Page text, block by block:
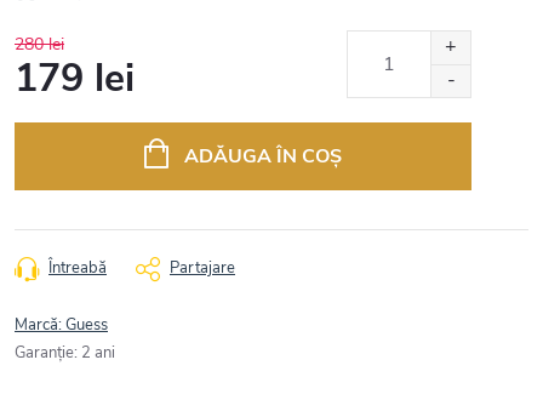
280 lei
179 lei
ADĂUGA ÎN COŞ
Întreabă Partajare
Marcă:Guess
Garanţie: 2 ani